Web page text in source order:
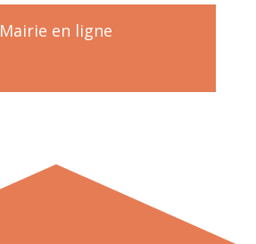
Mairie en ligne